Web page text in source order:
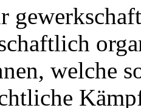
welche